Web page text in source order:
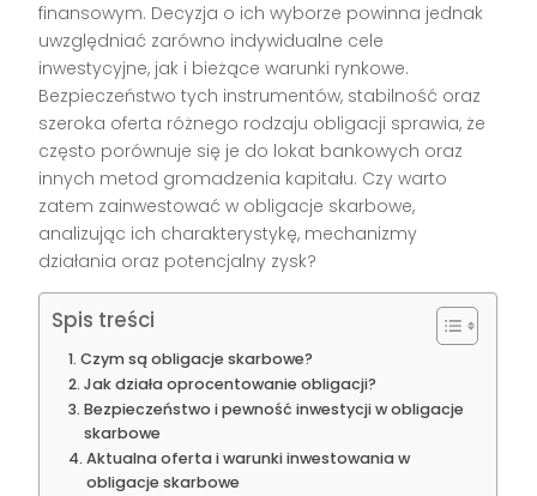
finansowym. Decyzja o ich wyborze powinna jednak
uwzględniać zarówno indywidualne cele
inwestycyjne, jak i bieżące warunki rynkowe.
Bezpieczeństwo tych instrumentów, stabilność oraz
szeroka oferta różnego rodzaju obligacji sprawia, że
często porównuje się je do lokat bankowych oraz
innych metod gromadzenia kapitału. Czy warto
zatem zainwestować w obligacje skarbowe,
analizując ich charakterystykę, mechanizmy
działania oraz potencjalny zysk?
Spis treści
Czym są obligacje skarbowe?
Jak działa oprocentowanie obligacji?
Bezpieczeństwo i pewność inwestycji w obligacje
skarbowe
Aktualna oferta i warunki inwestowania w
obligacje skarbowe